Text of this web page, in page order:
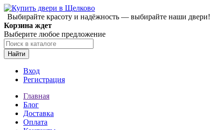
Выбирайте красоту и надёжность — выбирайте наши двери!
Корзина ждет
Выберите любое предложение
Найти
Вход
Регистрация
Главная
Блог
Доставка
Оплата